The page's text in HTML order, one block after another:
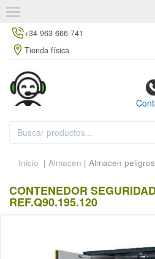
+34 963 666 741
Tienda física
Inicio | Almacen | Almacen
CONTENEDOR
REF.Q90.195.120